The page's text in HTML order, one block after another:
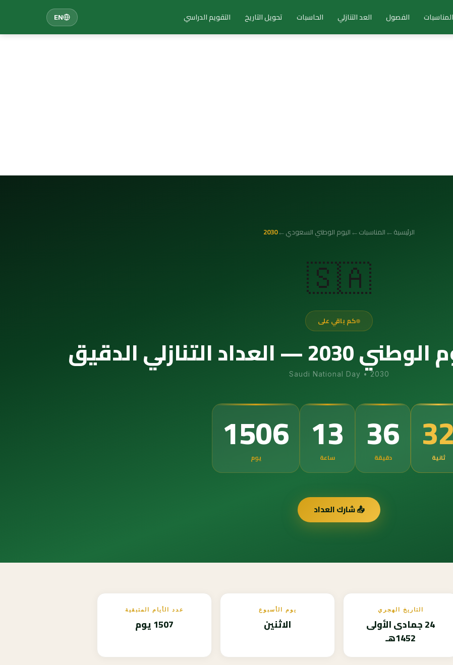
المناسبات الفصول العد التنازلي الحاسبات تحويل التاريخ التقويم الدراسي EN
الرئيسية←المناسبات←اليوم الوطني السعودي←
2030
🇸🇦
كم باقي على
التنازلي الدقيق
Saudi National Day • 2030
1506
يوم 13
ساعة 36
دقيقة 30
ثانية
📤 شارك العداد
التاريخ الهجري
24 جمادى الأولى
1452هـ
يوم الأسبوع
الاثنين
عدد الأيام المتبقية
1507 يوم